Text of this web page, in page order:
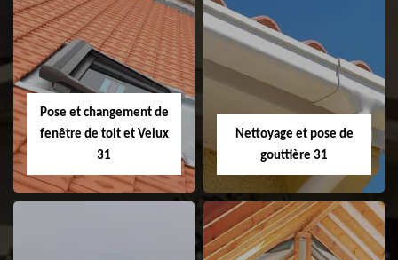
Couvreur 31
Etanchéité de
faitage et faitière
31
Pose et changement de
fenêtre de toit et Velux
31
Nettoyage et pose de
gouttière 31